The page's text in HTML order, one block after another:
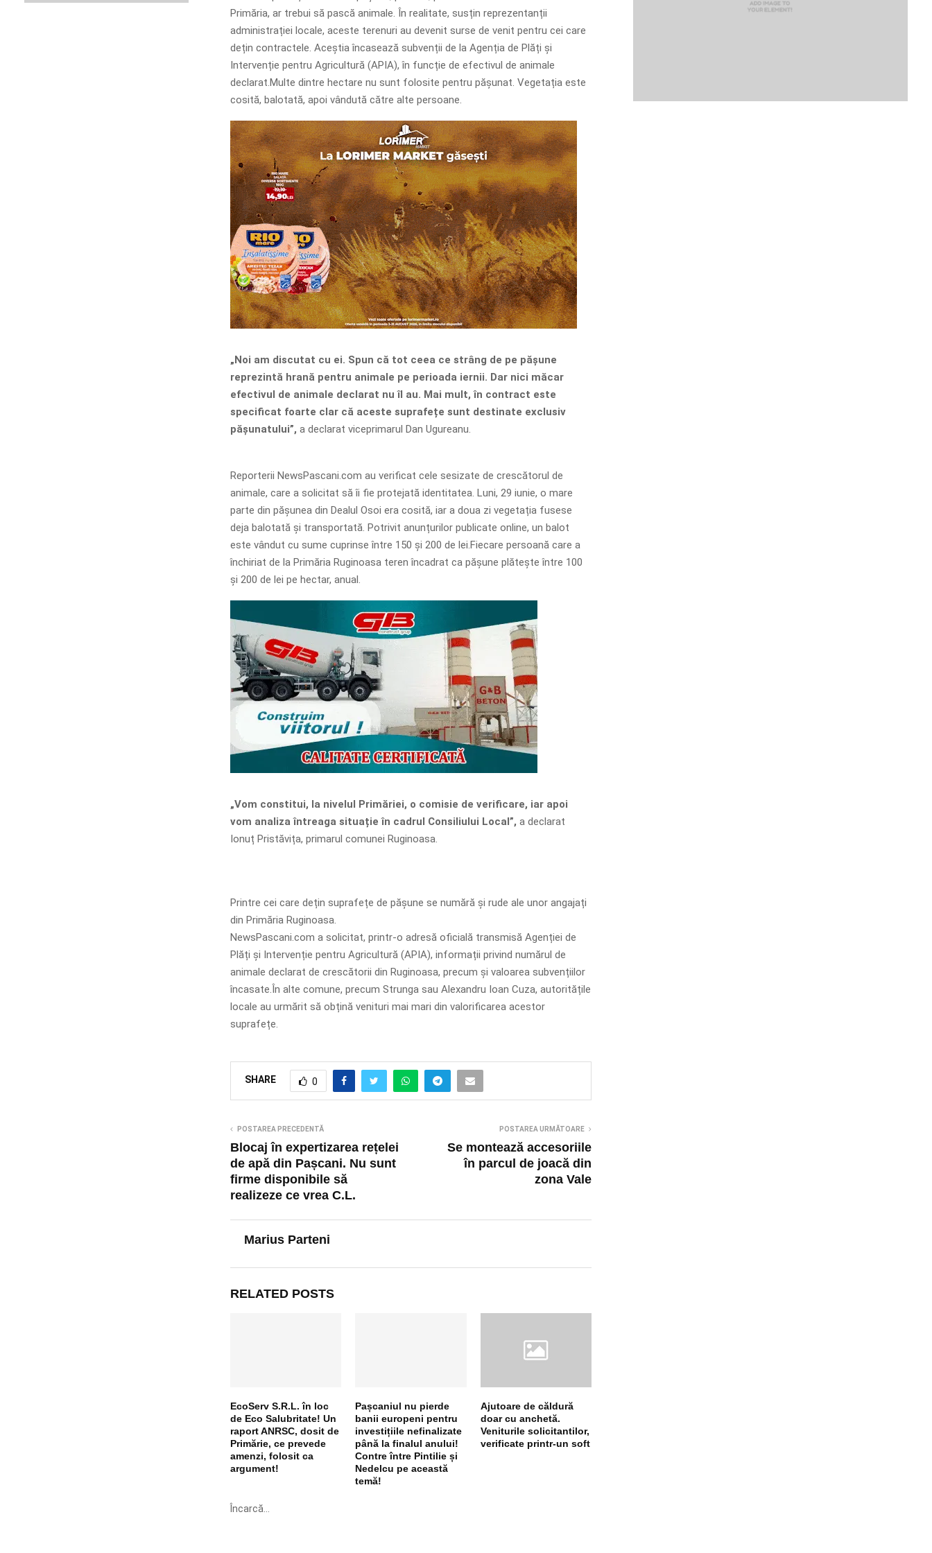
Primăria, ar trebui să pască animale. În realitate, susțin reprezentanții
administrației locale, aceste terenuri au devenit surse de venit pentru cei care
dețin contractele. Aceștia încasează subvenții de la Agenția de Plăți și
Intervenție pentru Agricultură (APIA), în funcție de efectivul de animale
declarat.Multe dintre hectare nu sunt folosite pentru pășunat. Vegetația este
cosită, balotată, apoi vândută către alte persoane.
„Noi am discutat cu ei. Spun că tot ceea ce strâng de pe pășune
reprezintă hrană pentru animale pe perioada iernii. Dar nici măcar
efectivul de animale declarat nu îl au. Mai mult, în contract este
specificat foarte clar că aceste suprafețe sunt destinate exclusiv
pășunatului”, a declarat viceprimarul Dan Ugureanu.
Reporterii NewsPascani.com au verificat cele sesizate de crescătorul de
animale, care a solicitat să îi fie protejată identitatea. Luni, 29 iunie, o mare
parte din pășunea din Dealul Osoi era cosită, iar a doua zi vegetația fusese
deja balotată și transportată. Potrivit anunțurilor publicate online, un balot
este vândut cu sume cuprinse între 150 și 200 de lei.Fiecare persoană care a
închiriat de la Primăria Ruginoasa teren încadrat ca pășune plătește între 100
și 200 de lei pe hectar, anual.
„Vom constitui, la nivelul Primăriei, o comisie de verificare, iar apoi
vom analiza întreaga situație în cadrul Consiliului Local”, a declarat
Ionuț Pristăvița, primarul comunei Ruginoasa.
Printre cei care dețin suprafețe de pășune se numără și rude ale unor angajați
din Primăria Ruginoasa.
NewsPascani.com a solicitat, printr-o adresă oficială transmisă Agenției de
Plăți și Intervenție pentru Agricultură (APIA), informații privind numărul de
animale declarat de crescătorii din Ruginoasa, precum și valoarea subvențiilor
încasate.În alte comune, precum Strunga sau Alexandru Ioan Cuza, autoritățile
locale au urmărit să obțină venituri mai mari din valorificarea acestor
suprafețe.
SHARE 0
POSTAREA PRECEDENTĂ
Blocaj în expertizarea rețelei
de apă din Pașcani. Nu sunt
firme disponibile să
realizeze ce vrea C.L.
POSTAREA URMĂTOARE
Se montează accesoriile
în parcul de joacă din
zona Vale
Marius Parteni
RELATED POSTS
EcoServ S.R.L. în loc
de Eco Salubritate! Un
raport ANRSC, dosit de
Primărie, ce prevede
amenzi, folosit ca
argument!
Pașcaniul nu pierde
banii europeni pentru
investițiile nefinalizate
până la finalul anului!
Contre între Pintilie și
Nedelcu pe această
temă!
Ajutoare de căldură
doar cu anchetă.
Veniturile solicitantilor,
verificate printr-un soft
Încarcă...